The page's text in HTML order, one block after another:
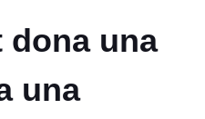
dona una
una